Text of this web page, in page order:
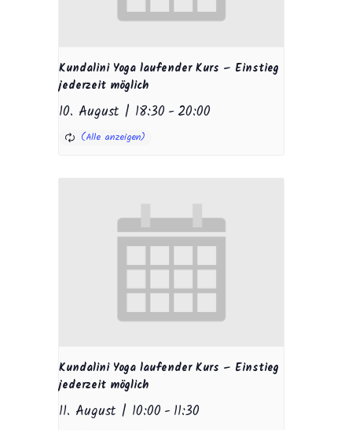
Kundalini Yoga laufender Kurs – Einstieg
jederzeit möglich
10. August | 18:30 -20:00
Kundalini Yoga laufender Kurs – Einstieg
jederzeit möglich
11. August | 10:00 -11:30